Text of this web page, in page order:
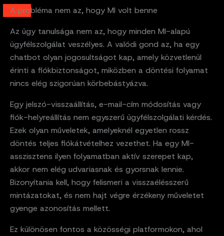
A probléma nem az, hogy MI volt benne
Az ügy tanulsága nem az, hogy minden MI-alapú
ügyfélszolgálat veszélyes. A valódi gond az, ha egy
chatbot olyan jogosultságot kap, amely közvetlenül
érinti a fiókbiztonságot, miközben a döntési folyamat
nincs elég szigorúan körbebástyázva.
Egy jelszó-visszaállítás, e-mail-cím módosítás vagy
fiók-helyreállítás nem egyszerű ügyfélszolgálati kérdés.
Ezek olyan műveletek, amelyeknél egyetlen rossz
döntés teljes fiókátvételhez vezethet. Ha egy MI-
asszisztens ilyen folyamatban aktív szerepet kap,
akkor nem elég udvariasnak és gyorsnak lennie.
Bizonyítania kell, hogy felismeri a visszaélésszerű
mintázatokat, és nem hajt végre érzékeny műveletet
gyenge azonosítás mellett.
Ez különösen fontos a közösségi platformokon, ahol